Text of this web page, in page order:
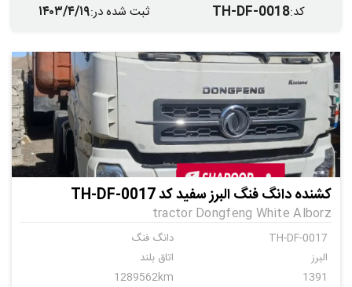
کد:
TH-DF-0018 ثبت شده در:۱۴۰۳/۴/۱۹
کشنده دانگ فنگ البرز سفید کد TH-DF-0017
tractor Dongfeng White Alborz
TH-DF-0017
دانگ فنگ
البرز
اتاق بلند
1391
1289562km